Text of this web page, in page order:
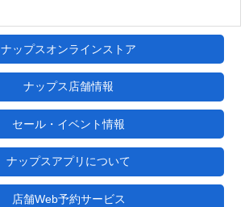
ナップスオンラインストア
ナップス店舗情報
セール・イベント情報
ナップスアプリについて
店舗Web予約サービス